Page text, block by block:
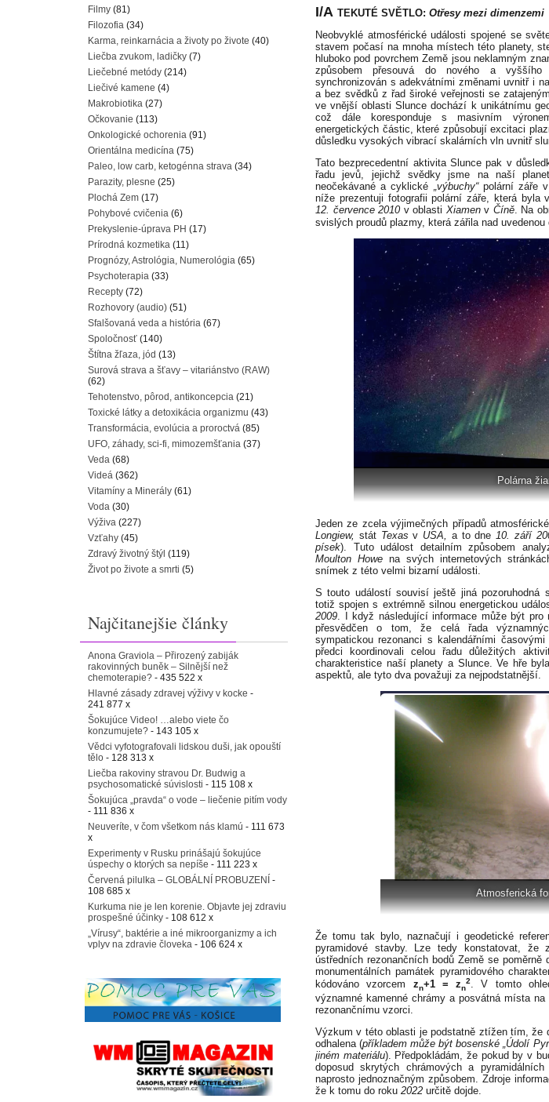
I/A TEKUTÉ SVĚTLO: Otřesy mezi dimenzemi
Neobvyklé atmosférické události spojené se
stavem počasí na mnoha místech této planety,
hluboko pod povrchem Země jsou neklamným
způsobem přesouvá do nového a
synchronizován s adekvátními změnami uvnitř i
a bez svědků z řad široké veřejnosti se
ve vnější oblasti Slunce dochází k unikátnímu
což dále koresponduje s masivním
energetických částic, které způsobují excitaci
důsledku vysokých vibrací skalárních vln uvnitř
Tato bezprecedentní aktivita Slunce pak v
řadu jevů, jejichž svědky jsme na naší
neočekávané a cyklické „výbuchy“polární záře v
níže prezentuji fotografii polární záře, která byla
12. července 2010 v oblasti Xiamenv Číně. Na
svislých proudů plazmy, která zářila nad
Polárna
Jeden ze zcela výjimečných případů
Longiew, stát Texas v USA, a to dne10. září
písek). Tuto událost detailním způsobem
Moulton Howe na svých internetových
snímek z této velmi bizarní události.
S touto událostí souvisí ještě jiná pozoruhodná
totiž spojen s extrémně silnou energetickou
2009. I když následující informace může být pro
přesvědčen o tom, že celá řada
sympatickou rezonanci s kalendářními
předci koordinovali celou řadu důležitých
charakteristice naší planety a Slunce. Ve hře
aspektů, ale tyto dva považuji za nejpodstatnější.
Atmosferická
Že tomu tak bylo, naznačují i geodetické
pyramidové stavby. Lze tedy konstatovat, že
ústředních rezonančních bodů Země se
monumentálních památek pyramidového
kódováno vzorcem zn+1 = zn
2. V tomto
významné kamenné chrámy a posvátná místa
rezonančnímu vzorci.
Výzkum v této oblasti je podstatně ztížen tím, že
odhalena (příkladem může být bosenské „Údolí
jiném materiálu). Předpokládám, že pokud by v
doposud skrytých chrámových a
naprosto jednoznačným způsobem. Zdroje
že k tomu do roku 2022 určitě dojde.
Filmy (81)
Filozofia (34)
Karma, reinkarnácia a životy po živote (40)
Liečba zvukom, ladičky (7)
Liečebné metódy (214)
Liečivé kamene (4)
Makrobiotika (27)
Očkovanie (113)
Onkologické ochorenia (91)
Orientálna medicína (75)
Paleo, low carb, ketogénna strava (34)
Parazity, plesne (25)
Plochá Zem (17)
Pohybové cvičenia (6)
Prekyslenie-úprava PH (17)
Prírodná kozmetika (11)
Prognózy, Astrológia, Numerológia (65)
Psychoterapia (33)
Recepty (72)
Rozhovory (audio) (51)
Sfalšovaná veda a história (67)
Spoločnosť (140)
Štítna žľaza, jód (13)
Surová strava a šťavy – vitariánstvo (RAW)
(62)
Tehotenstvo, pôrod, antikoncepcia (21)
Toxické látky a detoxikácia organizmu (43)
Transformácia, evolúcia a proroctvá (85)
UFO, záhady, sci-fi, mimozemšťania (37)
Veda (68)
Videá (362)
Vitamíny a Minerály (61)
Voda (30)
Výživa (227)
Vzťahy (45)
Zdravý životný štýl (119)
Život po živote a smrti (5)
Najčitanejšie články
Anona Graviola – Přirozený zabiják
rakovinných buněk – Silnější než
chemoterapie? - 435 522 x
Hlavné zásady zdravej výživy v kocke -
241 877 x
Šokujúce Video! …alebo viete čo
konzumujete? - 143 105 x
Vědci vyfotografovali lidskou duši, jak opouští
tělo - 128 313 x
Liečba rakoviny stravou Dr. Budwig a
psychosomatické súvislosti - 115 108 x
Šokujúca „pravda“ o vode – liečenie pitím vody
- 111 836 x
Neuveríte, v čom všetkom nás klamú - 111 673
x
Experimenty v Rusku prinášajú šokujúce
úspechy o ktorých sa nepíše - 111 223 x
Červená pilulka – GLOBÁLNÍ PROBUZENÍ -
108 685 x
Kurkuma nie je len korenie. Objavte jej zdraviu
prospešné účinky - 108 612 x
„Vírusy“, baktérie a iné mikroorganizmy a ich
vplyv na zdravie človeka - 106 624 x